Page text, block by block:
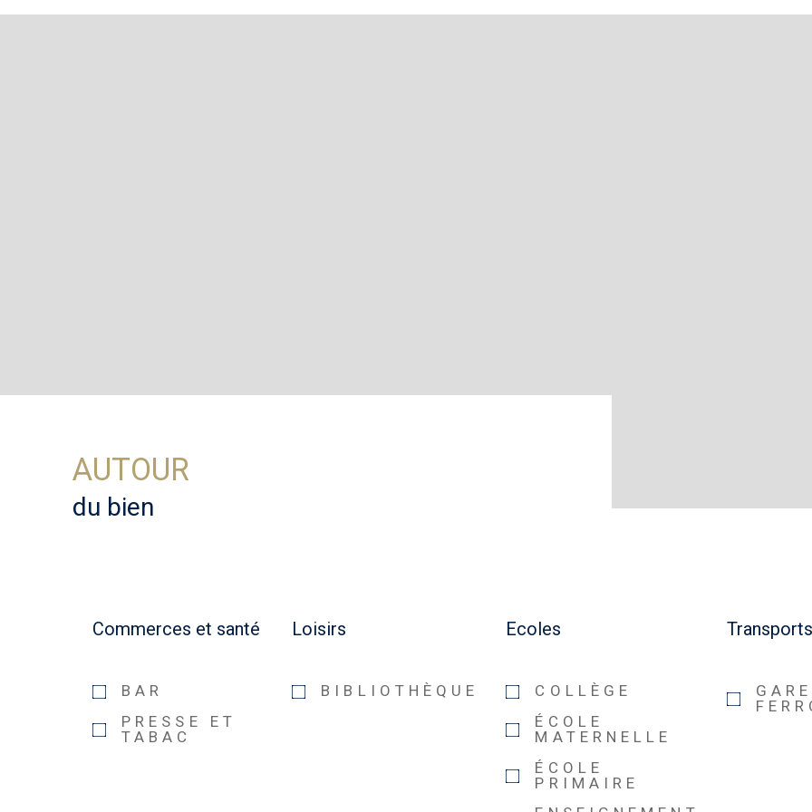
AUTOUR
du bien
Commerces et santé
BAR
PRESSE ET
TABAC
Loisirs
BIBLIOTHÈQUE
Ecoles
COLLÈGE
ÉCOLE
MATERNELLE
ÉCOLE
PRIMAIRE
Transports
GARE